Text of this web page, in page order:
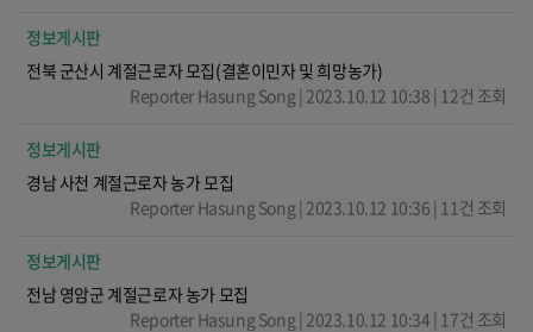
정보게시판
전북 군산시 계절근로자 모집(결혼이민자 및 희망농가)
Reporter Hasung Song | 2023.10.12 10:38 | 12건 조회
정보게시판
경남 사천 계절근로자 농가 모집
Reporter Hasung Song | 2023.10.12 10:36 | 11건 조회
정보게시판
전남 영암군 계절근로자 농가 모집
Reporter Hasung Song | 2023.10.12 10:34 | 17건 조회